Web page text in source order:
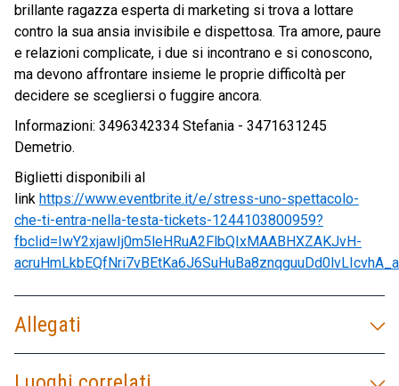
brillante ragazza esperta di marketing si trova a lottare
contro la sua ansia invisibile e dispettosa. Tra amore, paure
e relazioni complicate, i due si incontrano e si conoscono,
ma devono affrontare insieme le proprie difficoltà per
decidere se scegliersi o fuggire ancora.
Informazioni: 3496342334 Stefania - 3471631245
Demetrio.
Biglietti disponibili al
link https://www.eventbrite.it/e/stress-uno-spettacolo-
che-ti-entra-nella-testa-tickets-1244103800959?
fbclid=IwY2xjawIj0m5leHRuA2FlbQIxMAABHXZAKJvH-
Allegati